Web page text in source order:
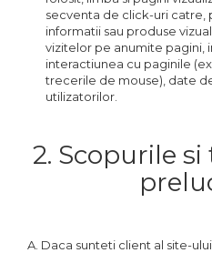
secventa de click-uri catre,
informatii sau produse
vizitelor pe anumite pagini,
interactiunea cu paginile
trecerile de mouse), date
utilizatorilor.
2. Scopurile
A. Daca sunteti client al site-